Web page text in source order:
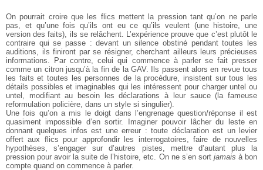
On pourrait croire que les flics mettent la pression tant qu’on ne parle
pas, et qu’une fois qu’ils ont eu ce qu’ils veulent (une histoire, une
version des faits), ils se relâchent. L’expérience prouve que c’est plutôt le
contraire qui se passe : devant un silence obstiné pendant toutes les
auditions, ils finiront par se résigner, cherchant ailleurs leurs précieuses
informations. Par contre, celui qui commence à parler se fait presser
comme un citron jusqu’à la fin de la GAV. Ils passent alors en revue tous
les faits et toutes les personnes de la procédure, insistent sur tous les
détails possibles et imaginables qui les intéressent pour charger untel ou
untel, modifiant au besoin les déclarations à leur sauce (la fameuse
reformulation policière, dans un style si singulier).
Une fois qu’on a mis le doigt dans l’engrenage question/réponse il est
quasiment impossible d’en sortir. Imaginer pouvoir lâcher du leste en
donnant quelques infos est une erreur : toute déclaration est un levier
offert aux flics pour approfondir les interrogatoires, faire de nouvelles
hypothèses, s’engager sur d’autres pistes, mettre d’autant plus la
pression pour avoir la suite de l’histoire, etc. On ne s’en sort jamais à bon
compte quand on commence à parler.